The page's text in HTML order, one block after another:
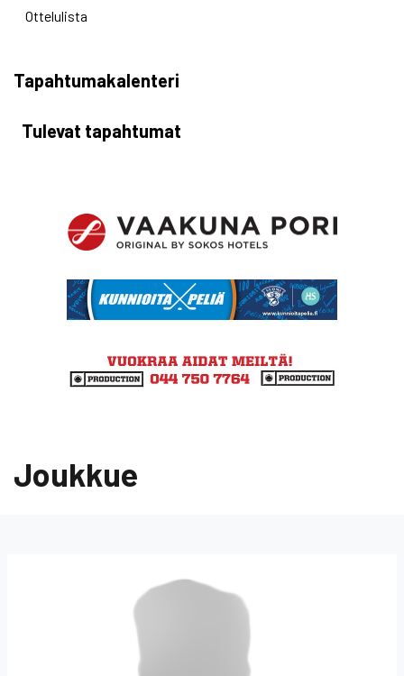
Ottelulista
Tapahtumakalenteri
Tulevat tapahtumat
Joukkue